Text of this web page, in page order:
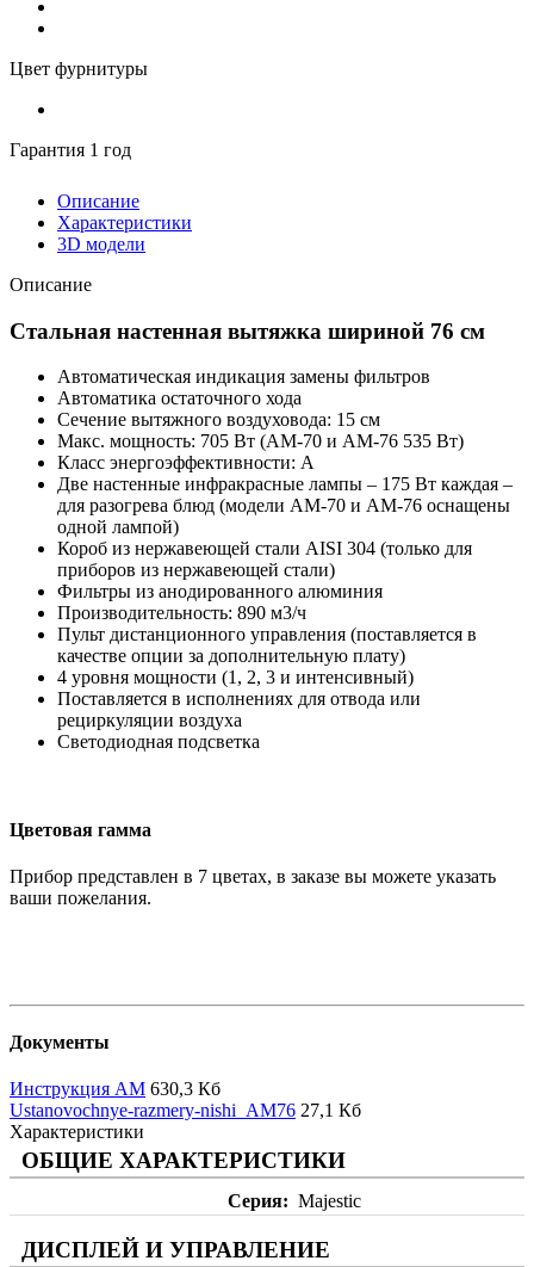
Цвет фурнитуры
Гарантия 1 год
Описание
Характеристики
3D модели
Описание
Стальная настенная вытяжка шириной 76 см
Автоматическая индикация замены фильтров
Автоматика остаточного хода
Сечение вытяжного воздуховода: 15 см
Макс. мощность: 705 Вт (AM-70 и AM-76 535 Вт)
Класс энергоэффективности: А
Две настенные инфракрасные лампы – 175 Вт каждая –
для разогрева блюд (модели AM-70 и AM-76 оснащены
одной лампой)
Короб из нержавеющей стали AISI 304 (только для
приборов из нержавеющей стали)
Фильтры из анодированного алюминия
Производительность: 890 м3/ч
Пульт дистанционного управления (поставляется в
качестве опции за дополнительную плату)
4 уровня мощности (1, 2, 3 и интенсивный)
Поставляется в исполнениях для отвода или
рециркуляции воздуха
Светодиодная подсветка
Цветовая гамма
Прибор представлен в 7 цветах, в заказе вы можете указать
ваши пожелания.
Документы
Инструкция AM 630,3 Кб
Ustanovochnye-razmery-nishi_AM76 27,1 Кб
Характеристики
ОБЩИЕ ХАРАКТЕРИСТИКИ
Серия Majestic
ДИСПЛЕЙ И УПРАВЛЕНИЕ